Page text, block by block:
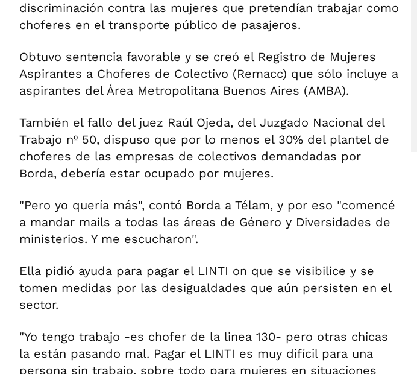
discriminación contra las mujeres que pretendían trabajar como
choferes en el transporte público de pasajeros.
Obtuvo sentencia favorable y se creó el Registro de Mujeres
Aspirantes a Choferes de Colectivo (Remacc) que sólo incluye a
aspirantes del Área Metropolitana Buenos Aires (AMBA).
También el fallo del juez Raúl Ojeda, del Juzgado Nacional del
Trabajo nº 50, dispuso que por lo menos el 30% del plantel de
choferes de las empresas de colectivos demandadas por
Borda, debería estar ocupado por mujeres.
"Pero yo quería más", contó Borda a Télam, y por eso "comencé
a mandar mails a todas las áreas de Género y Diversidades de
ministerios. Y me escucharon".
Ella pidió ayuda para pagar el LINTI on que se visibilice y se
tomen medidas por las desigualdades que aún persisten en el
sector.
"Yo tengo trabajo -es chofer de la linea 130- pero otras chicas
la están pasando mal. Pagar el LINTI es muy difícil para una
persona sin trabajo, sobre todo para mujeres en situaciones